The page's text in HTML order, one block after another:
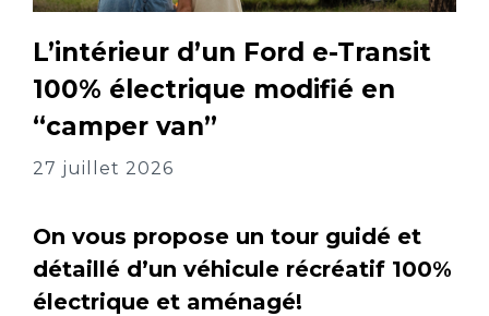
L’intérieur d’un Ford e-Transit
100% électrique modifié en
“camper van”
27 juillet 2026
On vous propose un tour guidé et
détaillé d’un véhicule récréatif 100%
électrique et aménagé!